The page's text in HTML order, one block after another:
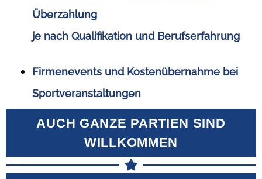
Überzahlung
je nach Qualifikation und Berufserfahrung
Firmenevents und Kostenübernahme bei
Sportveranstaltungen
AUCH GANZE PARTIEN SIND
WILLKOMMEN